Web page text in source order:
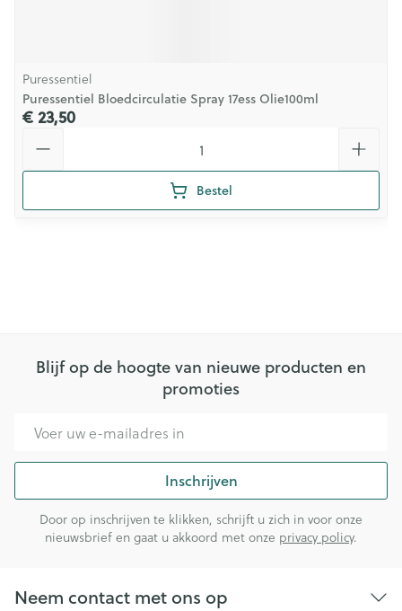
Puressentiel
Puressentiel Bloedcirculatie Spray 17ess Olie100ml
€ 23,50
Bestel
Blijf op de hoogte van nieuwe producten en
promoties
Inschrijven
Door op inschrijven te klikken, schrijft u zich in voor onze
nieuwsbrief en gaat u akkoord met onze privacy policy.
Neem contact met ons op